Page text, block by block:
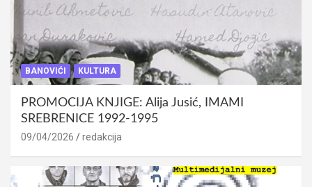
BANOVIĆI KULTURA
PROMOCIJA KNJIGE: Alija Jusić, IMAMI
SREBRENICE 1992-1995
09/04/2026 redakcija